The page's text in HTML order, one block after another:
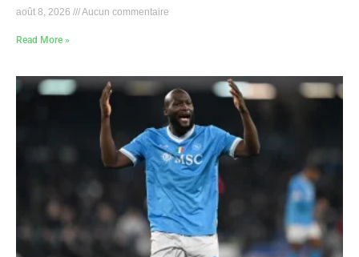
août 8, 2026 Aucun commentaire
Read More »